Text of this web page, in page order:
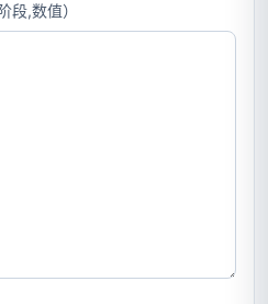
段,数值）